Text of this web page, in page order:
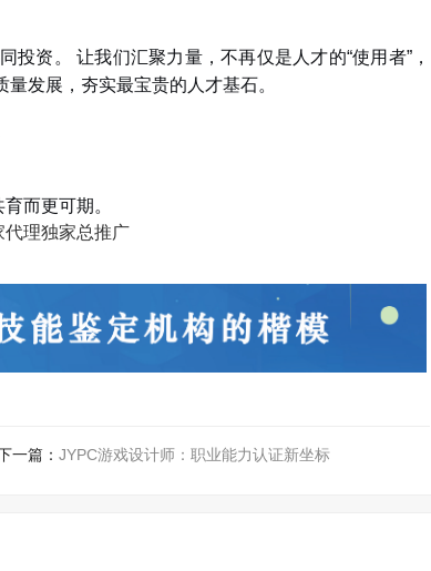
投资。 让我们汇聚力量，不再仅是人才的“使用者”，
量发展，夯实最宝贵的人才基石。
而更可期。
代理独家总推广
一篇： JYPC游戏设计师：职业能力认证新坐标